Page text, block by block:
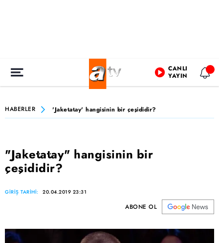
CANLI
YAYIN
HABERLER 'Jaketatay' hangisinin bir çeşididir?
"Jaketatay" hangisinin bir
çeşididir?
GİRİŞ TARİHİ: 20.04.2019 23:31
ABONE OL